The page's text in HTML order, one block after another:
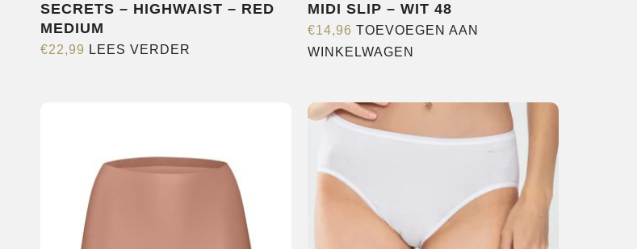
SECRETS – HIGHWAIST – RED
MEDIUM
€22,99 LEES VERDER
MIDI SLIP – WIT 48
€14,96 TOEVOEGEN AAN
WINKELWAGEN